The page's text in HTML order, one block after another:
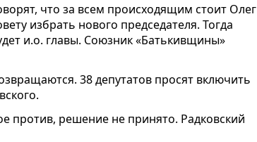
что за всем происходящим стоит Олег
избрать нового председателя. Тогда
и.о. главы. Союзник «Батькивщины»
38 депутатов просят включить
против, решение не принято. Радковский